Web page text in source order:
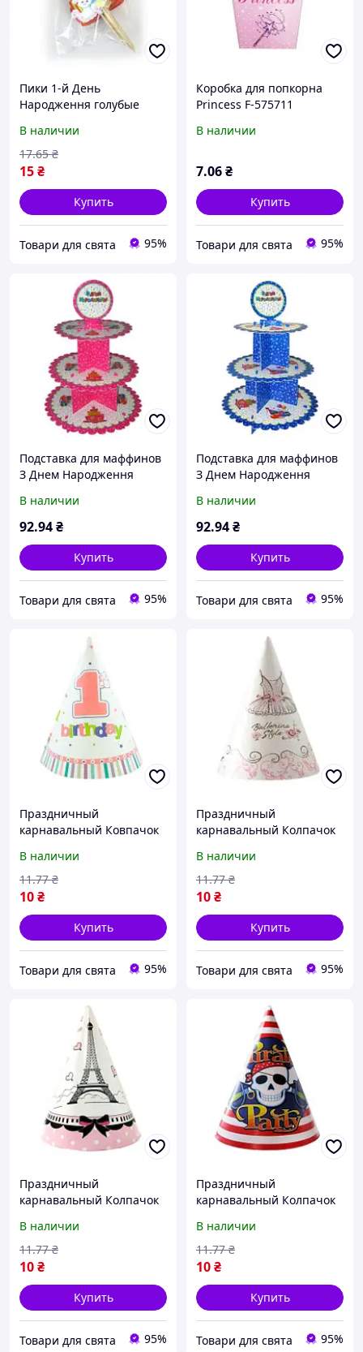
Пики 1-й День
Народження голубые
В наличии
15₴
17.65 ₴
Купить
Товари для свята 95%
Коробка для попкорна
Princess F-575711
В наличии
7.06₴
Купить
Товари для свята 95%
Подставка для маффинов
З Днем Народження
В наличии
92.94₴
Купить
Товари для свята 95%
Подставка для маффинов
З Днем Народження
В наличии
92.94₴
Купить
Товари для свята 95%
Праздничный
карнавальный Ковпачок
В наличии
10₴
11.77 ₴
Купить
Товари для свята 95%
Праздничный
карнавальный Колпачок
В наличии
10₴
11.77 ₴
Купить
Товари для свята 95%
Праздничный
карнавальный Колпачок
В наличии
10₴
11.77 ₴
Купить
Товари для свята 95%
Праздничный
карнавальный Колпачок
В наличии
10₴
11.77 ₴
Купить
Товари для свята 95%